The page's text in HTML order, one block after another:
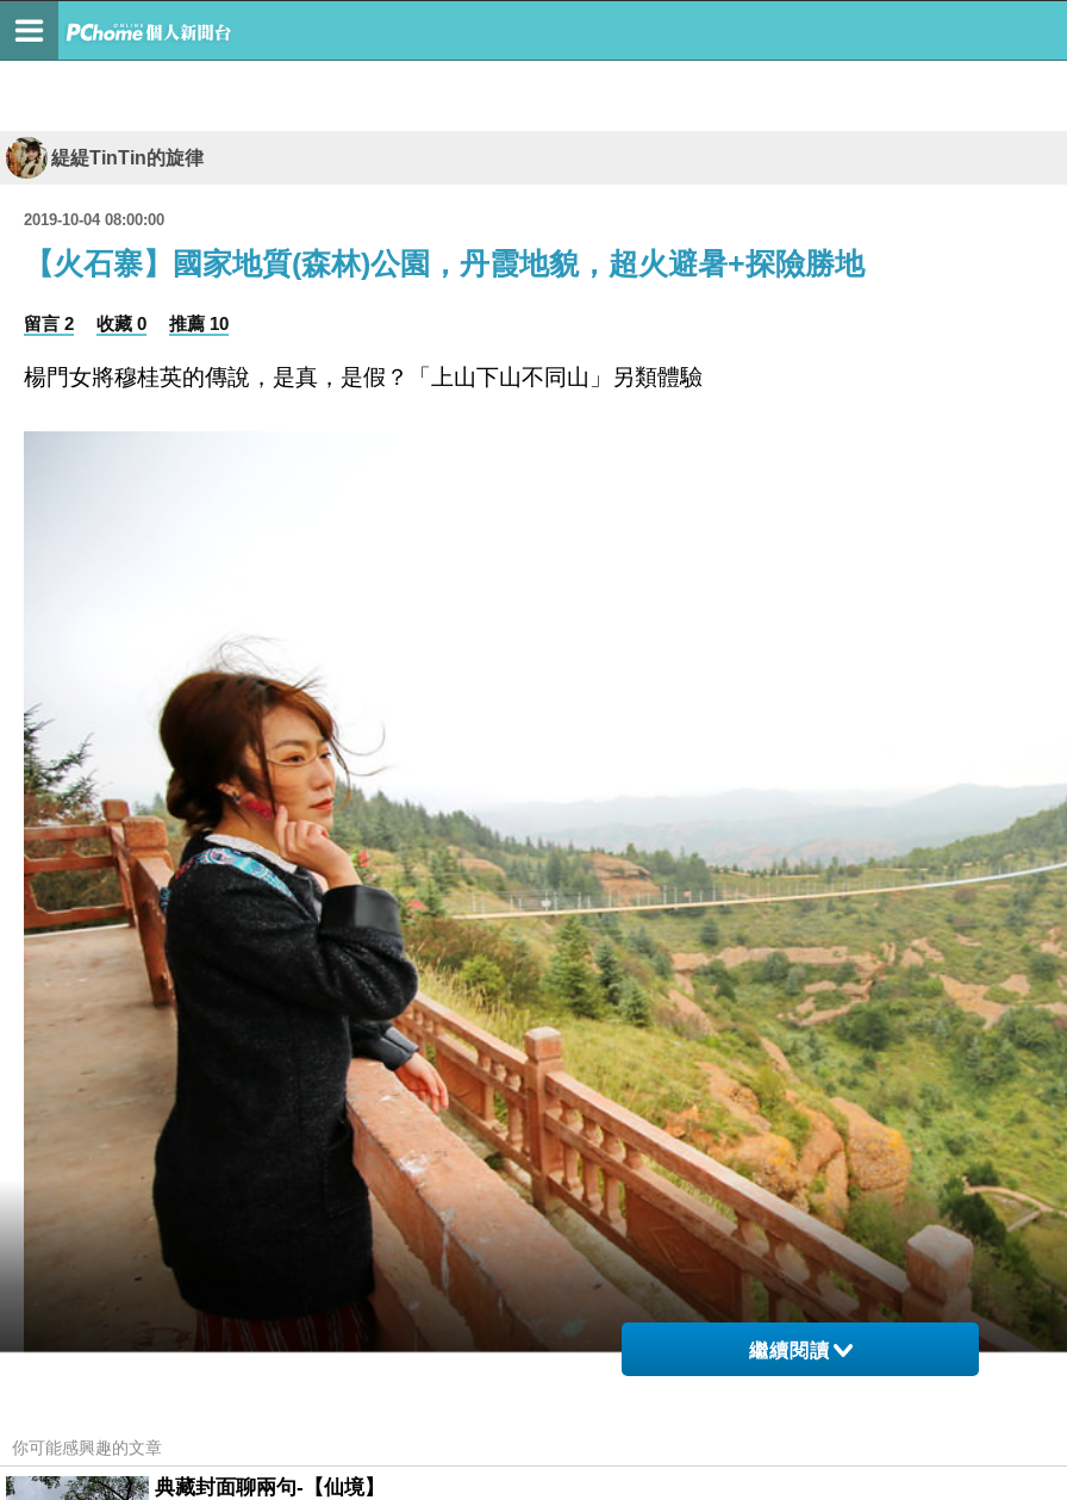
緹緹TinTin的旋律
2019-10-04 08:00:00
【火石寨】國家地質(森林)公園，丹霞地貌，超火避暑+探險勝地
留言 2 收藏 0 推薦 10
楊門女將穆桂英的傳說，是真，是假？「上山下山不同山」另類體驗
繼續閱讀
你可能感興趣的文章
典藏封面聊兩句-【仙境】